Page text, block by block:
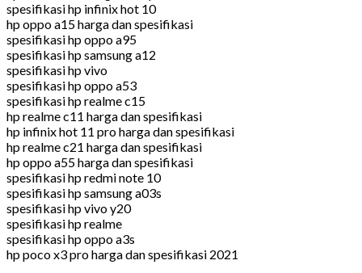
spesifikasi hp infinix hot 10
hp oppo a15 harga dan spesifikasi
spesifikasi hp oppo a95
spesifikasi hp samsung a12
spesifikasi hp vivo
spesifikasi hp oppo a53
spesifikasi hp realme c15
hp realme c11 harga dan spesifikasi
hp infinix hot 11 pro harga dan spesifikasi
hp realme c21 harga dan spesifikasi
hp oppo a55 harga dan spesifikasi
spesifikasi hp redmi note 10
spesifikasi hp samsung a03s
spesifikasi hp vivo y20
spesifikasi hp realme
spesifikasi hp oppo a3s
hp poco x3 pro harga dan spesifikasi 2021